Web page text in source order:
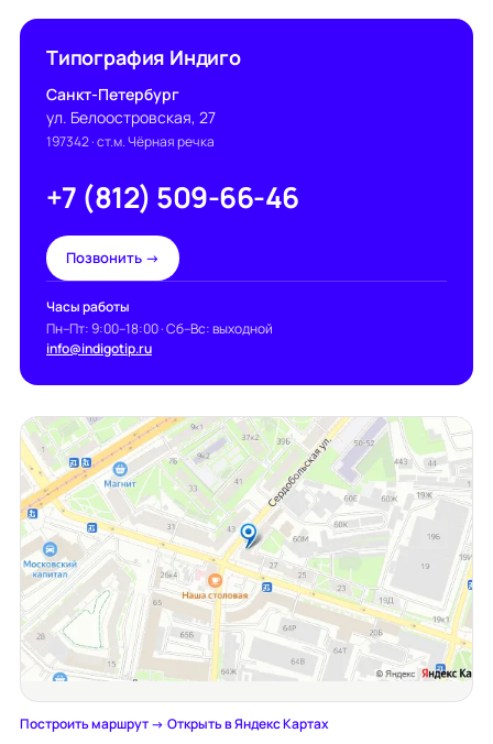
Типография Индиго
Санкт-Петербург
ул. Белоостровская, 27
197342· ст.м. Чёрная речка
+7 (812) 509-66-46
Позвонить →
Часы работы
Пн–Пт: 9:00–18:00 · Сб–Вс: выходной
info@indigotip.ru
Построить маршрут →·Открыть в Яндекс Картах